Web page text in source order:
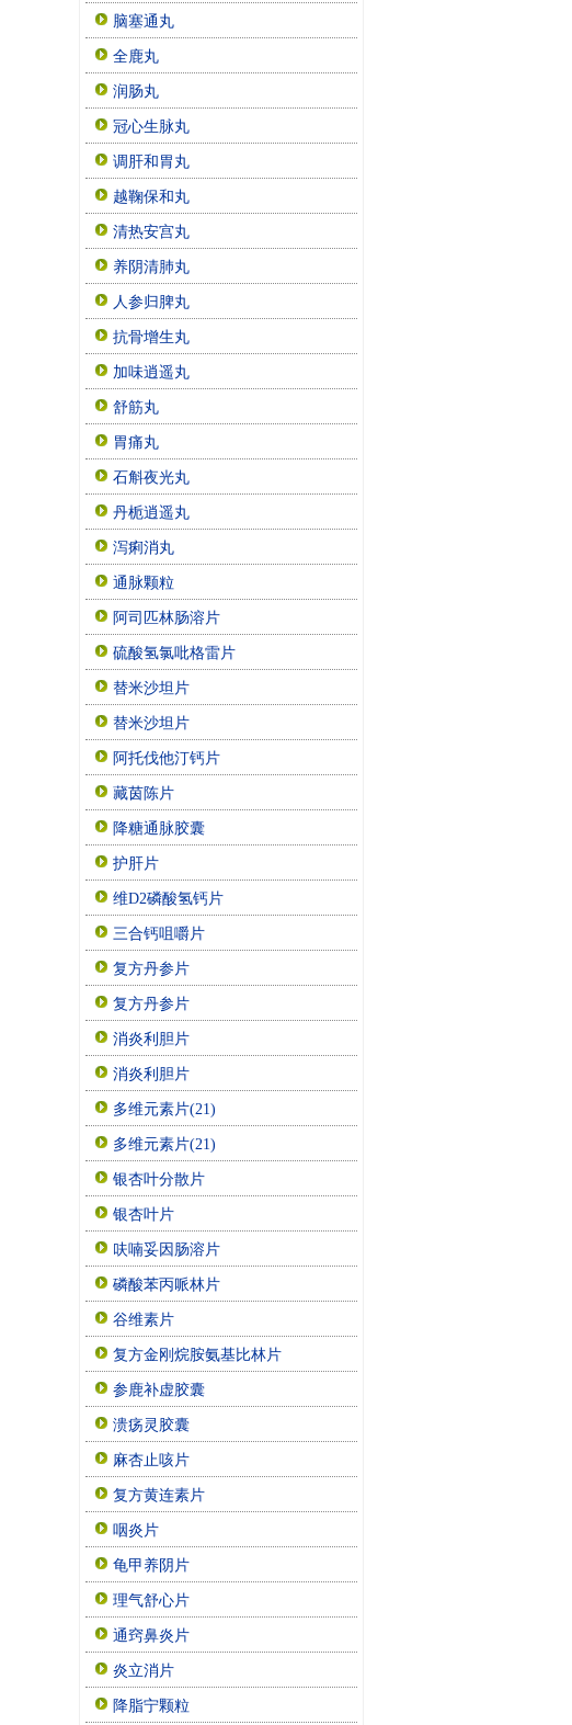
脑塞通丸
全鹿丸
润肠丸
冠心生脉丸
调肝和胃丸
越鞠保和丸
清热安宫丸
养阴清肺丸
人参归脾丸
抗骨增生丸
加味逍遥丸
舒筋丸
胃痛丸
石斛夜光丸
丹栀逍遥丸
泻痢消丸
通脉颗粒
阿司匹林肠溶片
硫酸氢氯吡格雷片
替米沙坦片
替米沙坦片
阿托伐他汀钙片
藏茵陈片
降糖通脉胶囊
护肝片
维D2磷酸氢钙片
三合钙咀嚼片
复方丹参片
复方丹参片
消炎利胆片
消炎利胆片
多维元素片(21)
多维元素片(21)
银杏叶分散片
银杏叶片
呋喃妥因肠溶片
磷酸苯丙哌林片
谷维素片
复方金刚烷胺氨基比林片
参鹿补虚胶囊
溃疡灵胶囊
麻杏止咳片
复方黄连素片
咽炎片
龟甲养阴片
理气舒心片
通窍鼻炎片
炎立消片
降脂宁颗粒